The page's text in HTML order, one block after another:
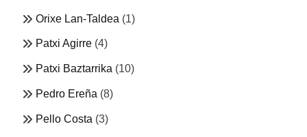
Orixe Lan-Taldea (1)
Patxi Agirre (4)
Patxi Baztarrika (10)
Pedro Ereña (8)
Pello Costa (3)